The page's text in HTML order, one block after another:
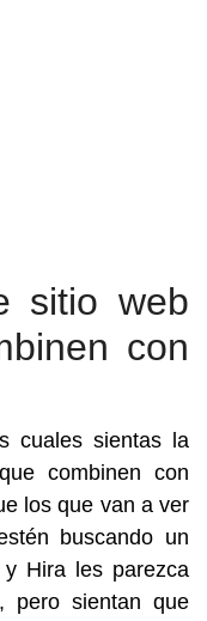
sitio web
con
cuales sientas la
combinen con
los que van a ver
buscando un
Hira les parezca
pero sientan que